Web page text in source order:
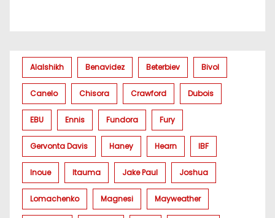
Alalshikh Benavidez Beterbiev Bivol
Canelo Chisora Crawford Dubois
EBU Ennis Fundora Fury
Gervonta Davis Haney Hearn IBF
Inoue Itauma Jake Paul Joshua
Lomachenko Magnesi Mayweather